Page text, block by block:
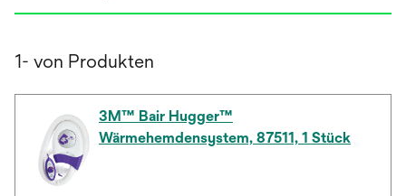
1- von Produkten
3M™ Bair Hugger™
Wärmehemdensystem, 87511, 1 Stück